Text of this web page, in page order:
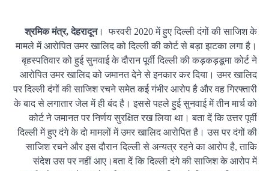
श्रमिक मंत्र, देहरादून। फरवरी 2020 में हुए दिल्ली दंगों की साजिश के
मामले में आरोपित उमर खालिद को दिल्ली की कोर्ट से बड़ा झटका लगा है।
बृहस्पतिवार को हुई सुनवाई के दौरान पूर्वी दिल्ली की कड़कड़डूमा कोर्ट ने
आरोपित उमर खालिद को जमानत देने से इनकार कर दिया। उमर खालिद
पर दिल्ली दंगों की साजिश रचने समेत कई गंभीर आरोप है और वह गिरफ्तारी
के बाद से लगातार जेल में ही बंद है। इससे पहले हुई सुनवाई में तीन मार्च को
कोर्ट ने जमानत पर निर्णय सुरक्षित रख लिया था। बता दें कि उत्तर पूर्वी
दिल्ली में हुए दंगे के दो मामलों में उमर खालिद आरोपित है। उस पर दंगों की
साजिश रचने और इस दौरान दिल्ली से अन्यत्र रहने का आरोप है, ताकि
संदेश उस पर नहीं आए।बता दें कि दिल्ली दंगे की साजिश के आरोप में